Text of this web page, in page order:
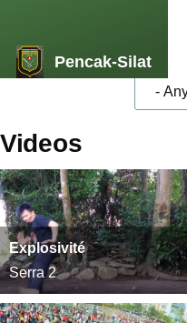
Pencak-Silat
Videos
Type de
Explosivité
Serra 2